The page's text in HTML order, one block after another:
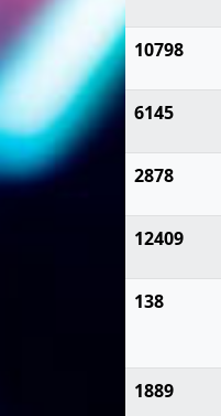
10798
6145
2878
12409
138
1889